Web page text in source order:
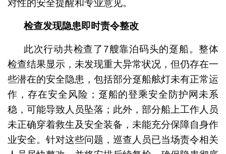
对性的安全提醒和专业意见。
检查发现隐患即时责令整改
此次行动共检查了7艘靠泊码头的趸船。整体
检查结果显示，未发现重大异常状况，但仍存在一
些潜在的安全隐患，包括部分趸船舷灯未有正常运
作，存在安全风险；趸船的登乘安全防护网未系
稳，可能导致人员坠落；此外，部分船上工作人员
未正确穿着救生及安全装备，未能充分保障自身作
业安全。针对这些问题，巡查人员已当场责令相关